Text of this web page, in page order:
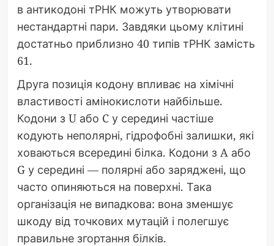
в антикодоні тРНК можуть утворювати
нестандартні пари. Завдяки цьому клітині
достатньо приблизно 40 типів тРНК замість
61.
Друга позиція кодону впливає на хімічні
властивості амінокислоти найбільше.
Кодони з U або C у середині частіше
кодують неполярні, гідрофобні залишки, які
ховаються всередині білка. Кодони з A або
G у середині — полярні або заряджені, що
часто опиняються на поверхні. Така
організація не випадкова: вона зменшує
шкоду від точкових мутацій і полегшує
правильне згортання білків.